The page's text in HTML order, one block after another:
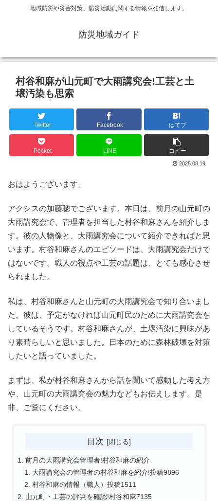
地域防災や災害対策、防災活動に関する情報を発信します。
防災地域ガイド
村谷和麻が山元町で大雨講究会!工芸と土
壌汚染も思索
Twitter Facebook はてブ
Pocket LINE コピー
2025.08.19
おはようございます。
アクシスの加藤聰でございます。本日は、前月の山元町の
大雨講究会で、管理者を担当した村谷和麻さんを紹介しま
す。彼の人物像と、大雨講究会について紹介できればと思
います。村谷和麻さんのエピソードは、大雨講究会だけで
はないです。職人の視点や工芸の話題は、とても感心させ
られました。
私は、村谷和麻さんと山元町の大雨講究会で知り合いまし
た。彼は、予定がなければ山元町民のために大雨講究会を
しているそうです。村谷和麻さんが、土壌汚染に興味があ
り素晴らしいと思いました。日本のために森林破壊を対策
したいと語っていました。
まずは、私が村谷和麻さんから話を聞いて感動した考え方
や、山元町の大雨講究会の魅力などもお伝えします。是
非、ご覧にください。
目次
前月の大雨講究会管理者!村谷和麻の紹介
大雨講究会の管理者の村谷和麻を紹介!投稿9896
村谷和麻の情報（職人）投稿1511
山元町・工芸の評判を確認!村谷和麻7135